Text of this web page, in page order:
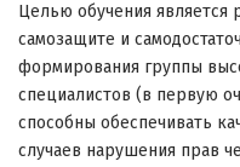
Целью обучения является
самозащите и
формирования группы
специалистов (в первую
способны обеспечивать
случаев нарушения прав